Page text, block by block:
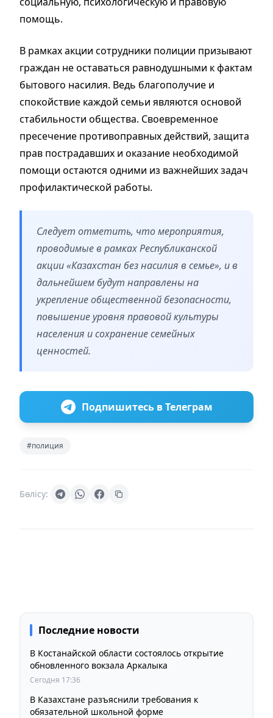
помощь.
В рамках акции сотрудники полиции призывают
граждан не оставаться равнодушными к фактам
бытового насилия. Ведь благополучие и
спокойствие каждой семьи являются основой
стабильности общества. Своевременное
пресечение противоправных действий, защита
прав пострадавших и оказание необходимой
помощи остаются одними из важнейших задач
профилактической работы.
Следует отметить, что мероприятия,
проводимые в рамках Республиканской
акции «Казахстан без насилия в семье», и в
дальнейшем будут направлены на
укрепление общественной безопасности,
повышение уровня правовой культуры
населения и сохранение семейных
ценностей.
Подпишитесь в Телеграм
#полиция
Бөлісу:
Последние новости
В Костанайской области состоялось открытие
обновленного вокзала Аркалыка
Сегодня 17:36
В Казахстане разъяснили требования к
обязательной школьной форме